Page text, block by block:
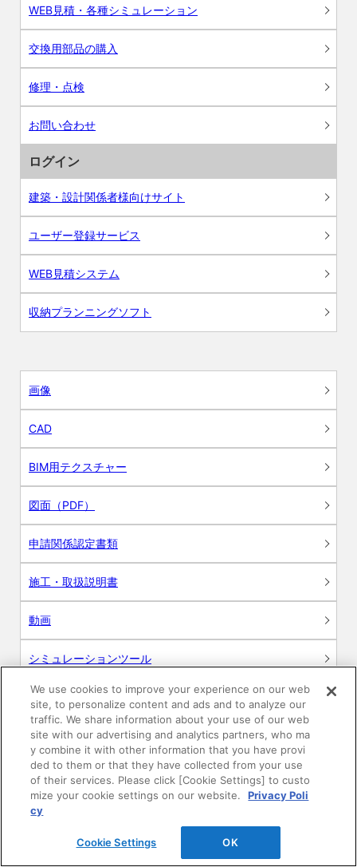
WEB見積・各種シミュレーション
交換用部品の購入
修理・点検
お問い合わせ
ログイン
建築・設計関係者様向けサイト
ユーザー登録サービス
WEB見積システム
収納プランニングソフト
画像
CAD
BIM用テクスチャー
図面（PDF）
申請関係認定書類
施工・取扱説明書
動画
シミュレーションツール
24時間換気システム〈エアスマート〉
簡易設計見積ソフト
R&Dセンター環境測定・分析サービス
商品マスター申し込み
We use cookies to improve your experience on our web
site, to personalize content and ads and to analyze our
traffic. We share information about your use of our web
site with our advertising and analytics partners, who ma
y combine it with other information that you have provi
ded to them or that they have collected from your use
of their services. Please click [Cookie Settings] to custo
mize your cookie settings on our website.
Privacy Poli
cy
Cookie Settings OK